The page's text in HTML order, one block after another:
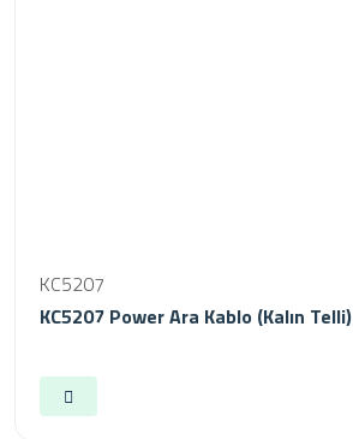
KC5207
KC5207 Power Ara Kablo (kalın Telli)